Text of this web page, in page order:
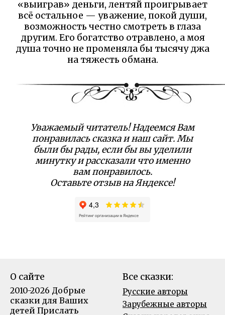
«выиграв» деньги, лентяй проигрывает
всё остальное — уважение, покой души,
возможность честно смотреть в глаза
другим. Его богатство отравлено, а моя
душа точно не променяла бы тысячу джа
на тяжесть обмана.
Уважаемый читатель! Надеемся Вам
понравилась сказка и наш сайт. Мы
были бы рады, если бы вы уделили
минутку и рассказали что именно
вам понравилось.
Оставьте отзыв на Яндексе!
О сайте
2010-2026 Добрые
сказки для Ваших
детей Прислать
Все сказки:
Русские авторы
Зарубежные авторы